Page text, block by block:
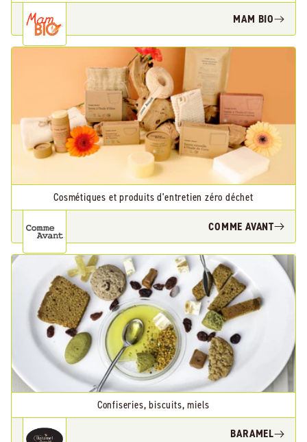
MAM BIO
Cosmétiques et produits d'entretien zéro déchet
COMME AVANT
Confiseries, biscuits, miels
BARAMEL